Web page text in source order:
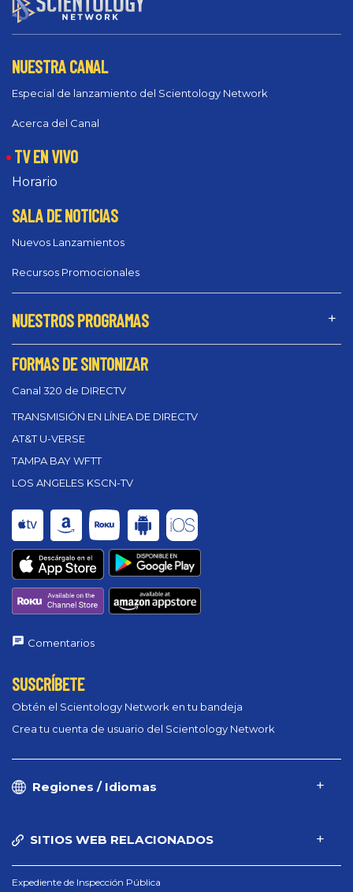
NUESTRA CANAL
Especial de lanzamiento del Scientology Network
Acerca del Canal
TV EN VIVO
Horario
SALA DE NOTICIAS
Nuevos Lanzamientos
Recursos Promocionales
NUESTROS PROGRAMAS
FORMAS DE SINTONIZAR
Canal 320 de DIRECTV
TRANSMISIÓN EN LÍNEA DE DIRECTV
AT&T U-VERSE
TAMPA BAY WFTT
LOS ANGELES KSCN-TV
Comentarios
SUSCRÍBETE
Obtén el Scientology Network en tu bandeja
Crea tu cuenta de usuario del Scientology Network
Regiones / Idiomas
SITIOS WEB RELACIONADOS
Expediente de Inspección Pública